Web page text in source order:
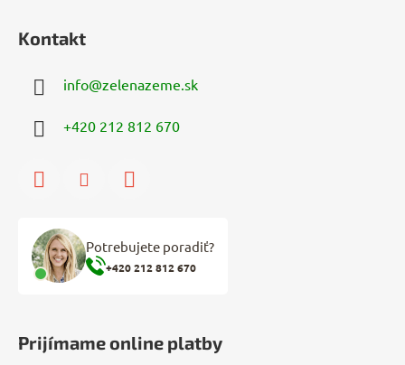
Kontakt
info@zelenazeme.sk
+420 212 812 670
Potrebujete poradiť?
+420 212 812 670
Prijímame online platby